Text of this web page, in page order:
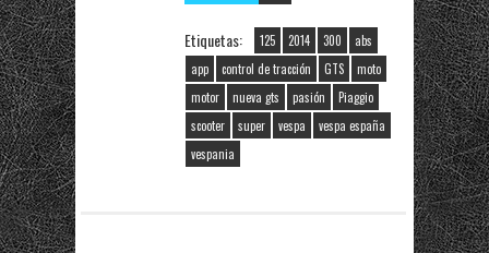
Etiquetas: 125 2014 300
abs
app
control de tracción GTS
moto
motor
nueva gts pasión
Piaggio
scooter
super vespa
vespa españa
vespania